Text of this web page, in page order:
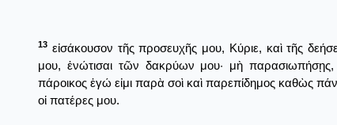
13 εἰσάκουσον τῆς προσευχῆς μου, Κύριε, καὶ τῆς
μου, ἐνώτισαι τῶν δακρύων μου· μὴ παρασιωπήσῃς,
πάροικος ἐγώ εἰμι παρὰ σοὶ καὶ παρεπίδημος καθὼς
οἱ πατέρες μου.